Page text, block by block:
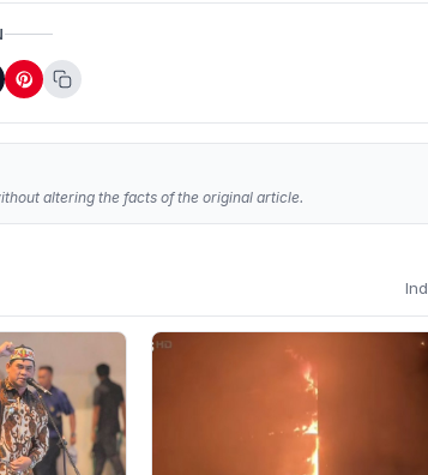
altering the facts of the original article.